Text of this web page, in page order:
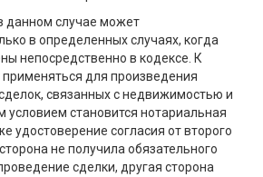
данном случае может
в определенных случаях, когда
непосредственно в кодексе. К
для произведения
связанных с недвижимостью и
становится нотариальная
удостоверение согласия от второго
не получила обязательного
сделки, другая сторона